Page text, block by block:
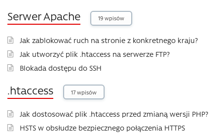
Serwer Apache 19 wpisów
Jak zablokować ruch na stronie z konkretnego kraju?
Jak utworzyć plik .htaccess na serwerze FTP?
Blokada dostępu do SSH
.htaccess 17 wpisów
Jak dostosować plik .htaccess przed zmianą wersji PHP?
HSTS w obsłudze bezpiecznego połączenia HTTPS